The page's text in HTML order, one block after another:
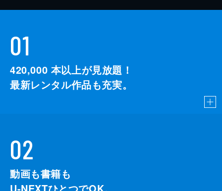
01
420,000 本以上が見放題！
最新レンタル作品も充実。
02
動画も書籍も